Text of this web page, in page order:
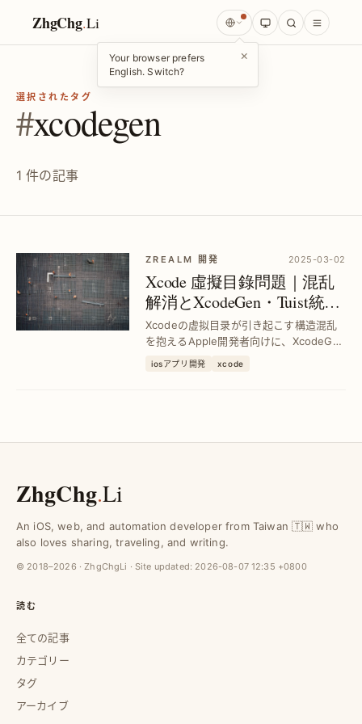
ZhgChg.Li
Your browser prefers
English. Switch?
×
選択されたタグ
#xcodegen
1 件の記事
ZREALM 開発 2025-03-02
Xcode 虛擬目錄問題｜混乱
解消とXcodeGen・Tuist統合
の開源ツール解決策
Xcodeの虚拟目录が引き起こす構造混乱
を抱えるApple開発者向けに、XcodeGen
やTuistとの統合を可能にする独自オープ
iosアプリ開発 xcode
ZhgChg.Li
An iOS, web, and automation developer from Taiwan 🇹🇼 who
also loves sharing, traveling, and writing.
© 2018–2026 · ZhgChgLi · Site updated: 2026-08-07 12:35 +0800
読む
全ての記事
カテゴリー
タグ
アーカイブ